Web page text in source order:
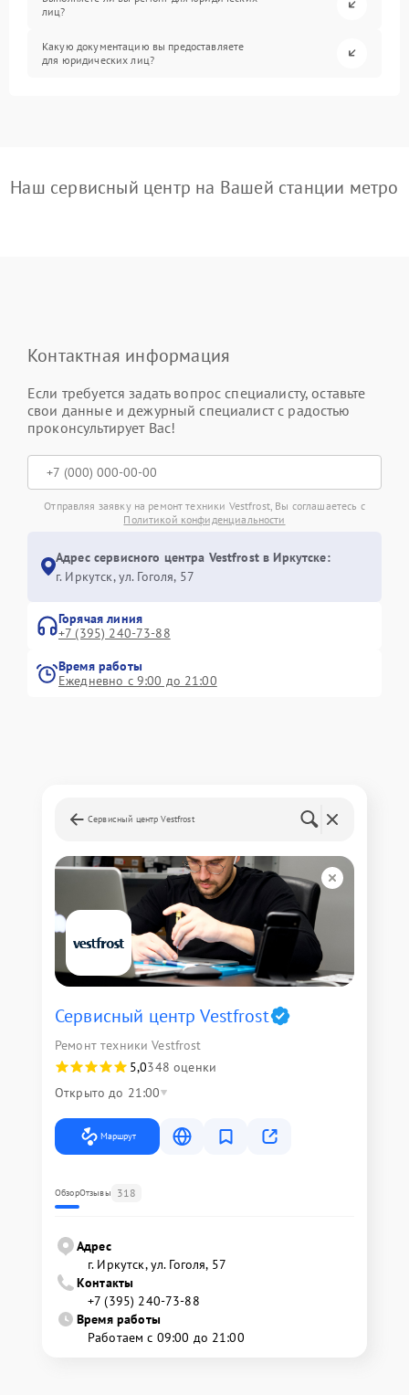
лиц?
Какую документацию вы предоставляете
для юридических лиц?
Наш сервисный центр на Вашей станции метро
Контактная информация
Если требуется задать вопрос специалисту, оставьте
свои данные и дежурный специалист с радостью
проконсультирует Вас!
Отправляя заявку на ремонт техники Vestfrost, Вы соглашаетесь с
Политикой конфиденциальности
Адрес сервисного центра Vestfrost в Иркутске:
г. Иркутск, ул. ​Гоголя, 57
Горячая линия
+7 (395) 240-73-88
Время работы
Ежедневно с 9:00 до 21:00
Сервисный центр Vestfrost
Сервисный центр Vestfrost
Ремонт техники Vestfrost
5,0348 оценки
Открыто до 21:00
Маршрут
ОбзорОтзывы 318
Адрес
г. Иркутск, ул. ​Гоголя, 57
Контакты
+7 (395) 240-73-88
Время работы
Работаем с 09:00 до 21:00